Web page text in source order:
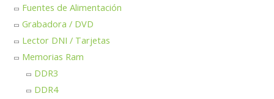
Fuentes de Alimentación
Grabadora / DVD
Lector DNI / Tarjetas
Memorias Ram
DDR3
DDR4